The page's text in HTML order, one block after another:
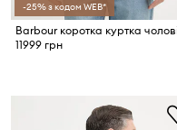
-25% з кодом WEB*
11999 грн